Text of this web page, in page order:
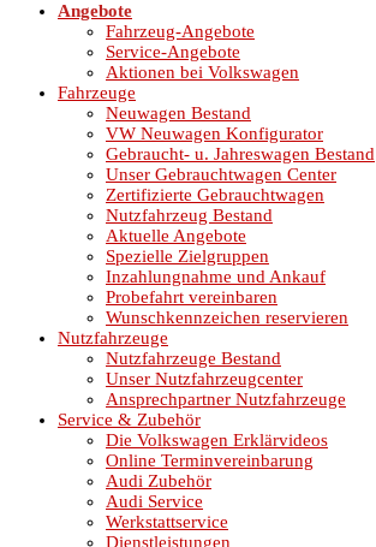
Angebote
Fahrzeug-Angebote
Service-Angebote
Aktionen bei Volkswagen
Fahrzeuge
Neuwagen Bestand
VW Neuwagen Konfigurator
Gebraucht- u. Jahreswagen Bestand
Unser Gebrauchtwagen Center
Zertifizierte Gebrauchtwagen
Nutzfahrzeug Bestand
Aktuelle Angebote
Spezielle Zielgruppen
Inzahlungnahme und Ankauf
Probefahrt vereinbaren
Wunschkennzeichen reservieren
Nutzfahrzeuge
Nutzfahrzeuge Bestand
Unser Nutzfahrzeugcenter
Ansprechpartner Nutzfahrzeuge
Service & Zubehör
Die Volkswagen Erklärvideos
Online Terminvereinbarung
Audi Zubehör
Audi Service
Werkstattservice
Dienstleistungen